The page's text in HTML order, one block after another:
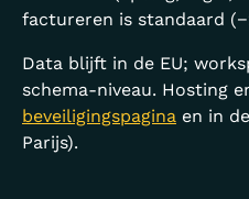
factureren is standaard
Data blijft in de EU;
schema-niveau. Hosting
beveiligingspagina en in
Parijs).